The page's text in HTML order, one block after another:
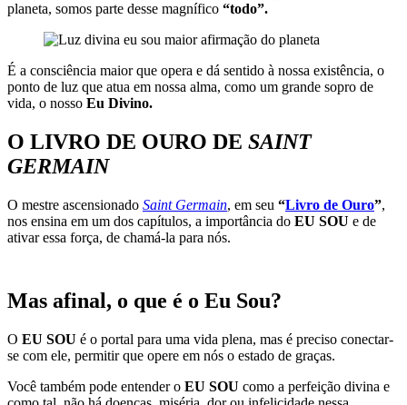
planeta, somos parte desse magnífico “todo”.
É a consciência maior que opera e dá sentido à nossa existência, o
ponto de luz que atua em nossa alma, como um grande sopro de
vida, o nosso Eu Divino.
O LIVRO DE OURO DE SAINT
GERMAIN
O mestre ascensionado Saint Germain, em seu “Livro de Ouro”,
nos ensina em um dos capítulos, a importância do EU SOU e de
ativar essa força, de chamá-la para nós.
Mas afinal, o que é o Eu Sou?
O EU SOU é o portal para uma vida plena, mas é preciso conectar-
se com ele, permitir que opere em nós o estado de graças.
Você também pode entender o EU SOU como a perfeição divina e